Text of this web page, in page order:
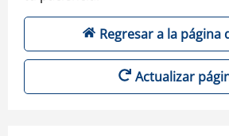
Regresar a la página
Actualizar